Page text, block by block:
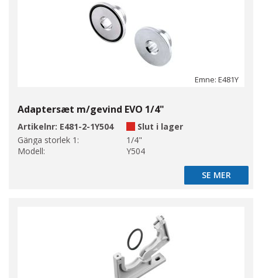
Emne: E481Y
Adaptersæt m/gevind EVO 1/4"
Artikelnr: E481-2-1Y504
Slut i lager
Gänga storlek 1:
1/4"
Modell:
Y504
SE MER
SE MER